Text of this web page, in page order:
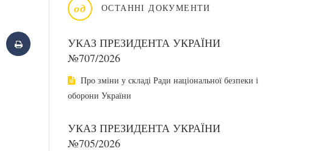
од ОСТАННІ ДОКУМЕНТИ
УКАЗ ПРЕЗИДЕНТА УКРАЇНИ
№707/2026
Про зміни у складі Ради національної безпеки і
оборони України
УКАЗ ПРЕЗИДЕНТА УКРАЇНИ
№705/2026